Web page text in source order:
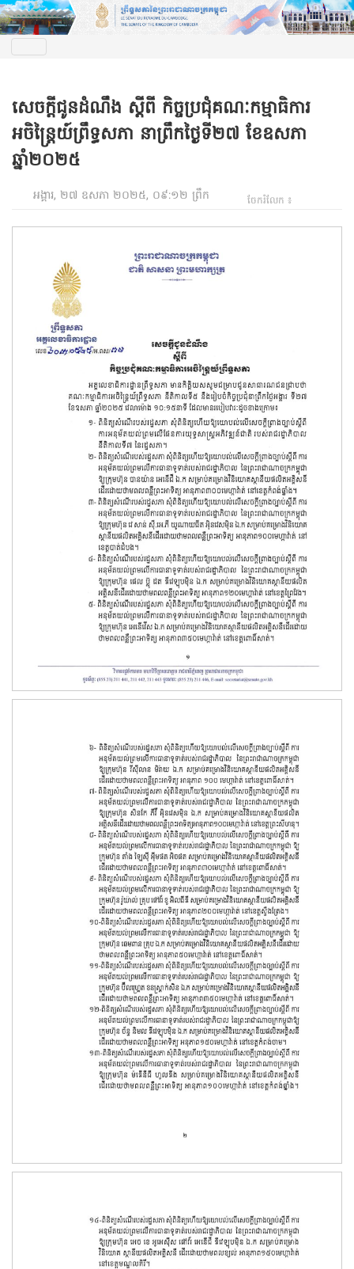
សេចក្តីជូនដំណឹង ស្តីពី កិច្ចប្រជុំគណៈកម្មាធិការ
អចិន្ត្រៃយ៍ព្រឹទ្ធសភា នាព្រឹកថ្ងៃទី២៧ ខែឧសភា
ឆ្នាំ២០២៥
អង្គារ, ២៧ ឧសភា ២០២៥, ០៩:១២ ព្រឹក ចែករំលែក ៖